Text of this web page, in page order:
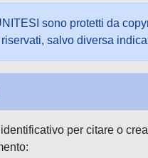
sono protetti da
salvo diversa
per citare o